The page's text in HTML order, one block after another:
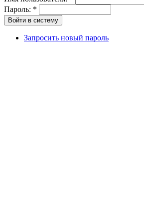
Пароль: *
Запросить новый пароль